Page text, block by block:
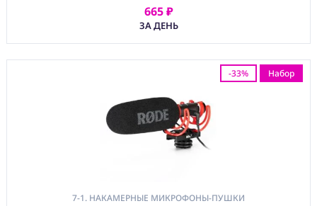
665 ₽
ЗА ДЕНЬ
АРЕНДОВАТЬ
-33% Набор
7-1. НАКАМЕРНЫЕ МИКРОФОНЫ-ПУШКИ